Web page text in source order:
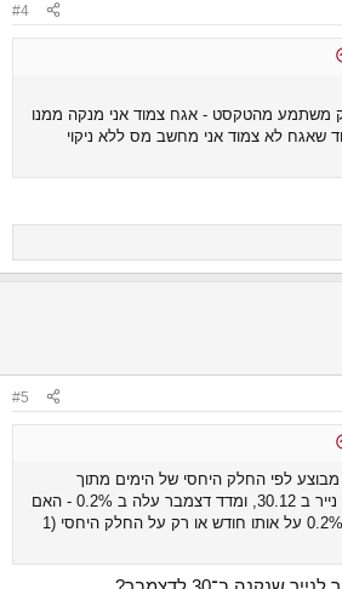
#4
משתמע מהטקסט - אגח צמוד אני מנקה ממנו
שאגח לא צמוד אני מחשב מס ללא ניקוי
#5
לפי החלק היחסי של הימים מתוך
החודש? לדוג׳ - אם רכשתי נייר ב 30.12, ומדד דצמבר עלה ב 0.2% - האם
הנייר מקבל ניקוי של כל ה 0.2% על אותו חודש או רק על החלק היחסי (1